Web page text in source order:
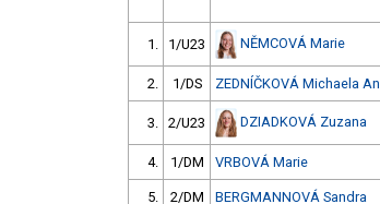
1. 1/U23 NĚMCOVÁ Marie
2. 1/DS ZEDNÍČKOVÁ Michaela
3. 2/U23 DZIADKOVÁ Zuzana
4. 1/DM VRBOVÁ Marie
5. 2/DM BERGMANNOVÁ Sandra